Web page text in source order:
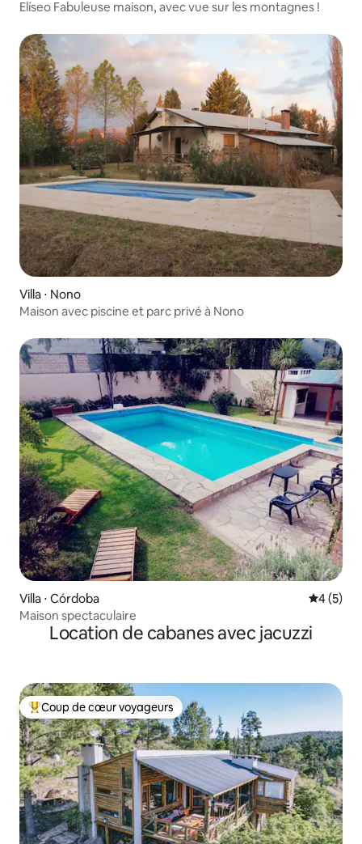
Elíseo Fabuleuse maison, avec vue sur les montagnes !
Villa ⋅ Nono
Maison avec piscine et parc privé à Nono
Villa ⋅ Córdoba
4 (5)
Maison spectaculaire
Location de cabanes avec jacuzzi
Coups de cœur voyageurs les plus appréciés
Coup de cœur voyageurs